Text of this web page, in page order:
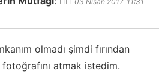
olmadı şimdi fırından
fotoğrafını atmak istedim.